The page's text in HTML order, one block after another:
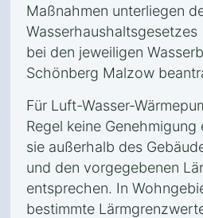
Maßnahmen unterliegen
Wasserhaushaltsgesetzes
bei den jeweiligen
Schönberg Malzow
Für Luft-Wasser-
Regel keine
sie außerhalb des
und den vorgegebenen
entsprechen. In
bestimmte